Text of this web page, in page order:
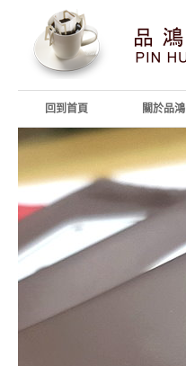
回到首頁 關於品鴻